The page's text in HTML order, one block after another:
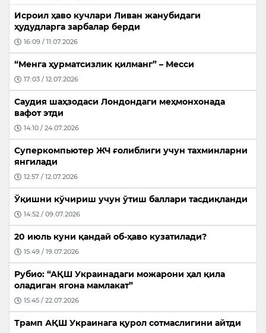
Исроил ҳаво кучлари Ливан жанубидаги
ҳудудларга зарбалар берди
16:09 / 11.07.2026
“Менга ҳурматсизлик қилманг” – Месси
17:03 / 12.07.2026
Саудия шаҳзодаси Лондондаги меҳмонхонада
вафот этди
14:10 / 24.07.2026
Суперкомпьютер ЖЧ ғолиблиги учун тахминларни
янгилади
12:57 / 12.07.2026
Ўқишни кўчириш учун ўтиш баллари тасдиқланди
14:52 / 09.07.2026
20 июль куни қандай об-ҳаво кузатилади?
15:49 / 19.07.2026
Рубио: “АҚШ Украинадаги можарони ҳал қила
оладиган ягона мамлакат”
15:45 / 22.07.2026
Трамп АҚШ Украинага қурол сотмаслигини айтди